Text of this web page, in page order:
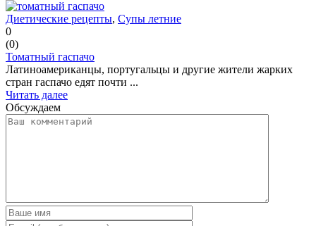
Диетические рецепты, Супы летние
0
(0)
Томатный гаспачо
Латиноамериканцы, португальцы и другие жители жарких
стран гаспачо едят почти ...
Читать далее
Обсуждаем